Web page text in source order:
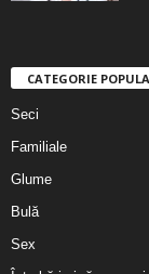
CATEGORIE
Seci
Familiale
Glume
Bulă
Sex